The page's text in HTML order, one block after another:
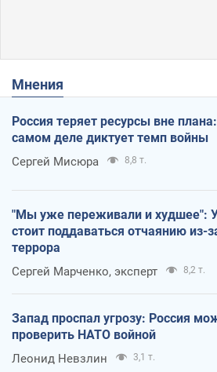
Мнения
Россия теряет ресурсы вне
самом деле диктует темп войны
Сергей Мисюра 8,8 т.
"Мы уже переживали и худшее":
стоит поддаваться отчаянию из-
террора
Сергей Марченко, эксперт 8,2 т.
Запад проспал угрозу: Россия
проверить НАТО войной
Леонид Невзлин 3,1 т.